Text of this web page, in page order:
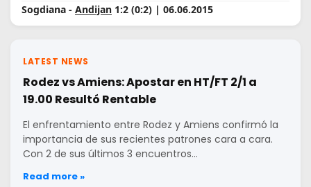
Sogdiana - Andijan 1:2 (0:2) | 06.06.2015
LATEST NEWS
Rodez vs Amiens: Apostar en HT/FT 2/1 a
19.00 Resultó Rentable
El enfrentamiento entre Rodez y Amiens confirmó la
importancia de sus recientes patrones cara a cara.
Con 2 de sus últimos 3 encuentros…
Read more »